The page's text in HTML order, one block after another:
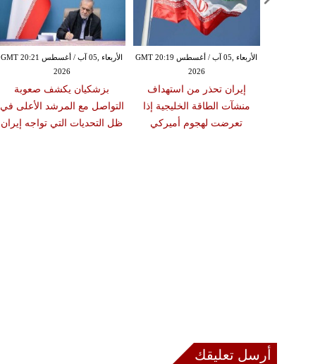
الأربعاء ,05 آب / أغسطس GMT 20:21
2026
بزشكيان يكشف صعوبة
التواصل مع المرشد الأعلى في
ظل التحديات التي تواجه إيران
الأربعاء ,05 آب / أغسطس GMT 20:19
2026
إيران تحذر من استهداف
منشآت الطاقة الخليجية إذا
تعرضت لهجوم أميركي
أرسل تعليقك